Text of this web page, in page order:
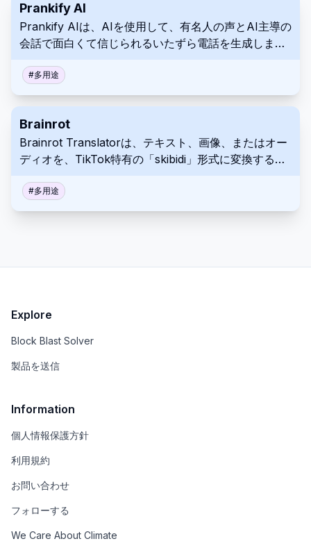
Prankify AI
Prankify AIは、AIを使用して、有名人の声とAI主導の
会話で面白くて信じられるいたずら電話を生成しま
#多用途
Brainrot
Brainrot Translatorは、テキスト、画像、またはオー
ディオを、TikTok特有の「skibidi」形式に変換するAI
#多用途
Explore
Block Blast Solver
製品を送信
Information
個人情報保護方針
利用規約
お問い合わせ
フォローする
We Care About Climate